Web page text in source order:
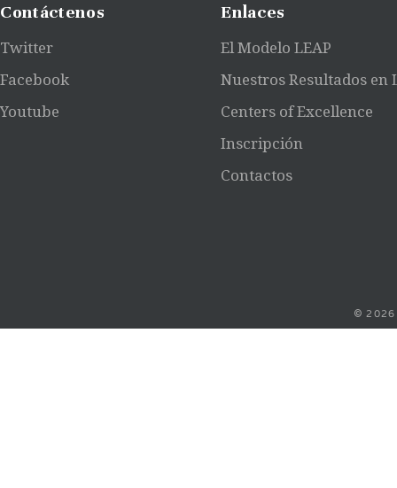
Contáctenos
Twitter
Facebook
Youtube
Enlaces
El Modelo LEAP
Nuestros Resultados en
Centers of Excellence
Inscripción
Contactos
© 2026